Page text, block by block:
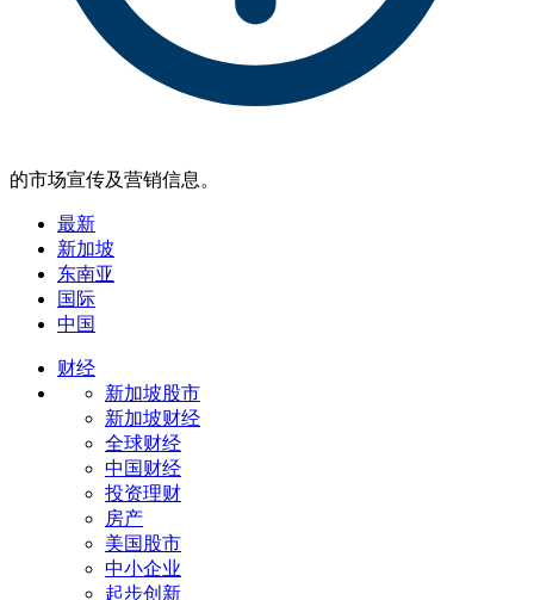
的市场宣传及营销信息。
最新
新加坡
东南亚
国际
中国
财经
新加坡股市
新加坡财经
全球财经
中国财经
投资理财
房产
美国股市
中小企业
起步创新